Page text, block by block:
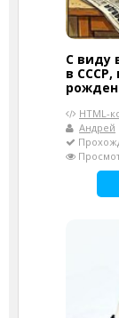
С виду
в
HTML-
Андрей